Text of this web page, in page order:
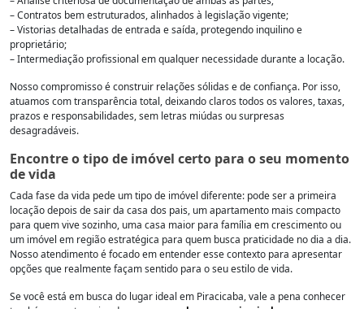
– Contratos bem estruturados, alinhados à legislação vigente;
– Vistorias detalhadas de entrada e saída, protegendo inquilino e
proprietário;
– Intermediação profissional em qualquer necessidade durante a locação.
Nosso compromisso é construir relações sólidas e de confiança. Por isso,
atuamos com transparência total, deixando claros todos os valores, taxas,
prazos e responsabilidades, sem letras miúdas ou surpresas
desagradáveis.
Encontre o tipo de imóvel certo para o seu momento
de vida
Cada fase da vida pede um tipo de imóvel diferente: pode ser a primeira
locação depois de sair da casa dos pais, um apartamento mais compacto
para quem vive sozinho, uma casa maior para família em crescimento ou
um imóvel em região estratégica para quem busca praticidade no dia a dia.
Nosso atendimento é focado em entender esse contexto para apresentar
opções que realmente façam sentido para o seu estilo de vida.
Se você está em busca do lugar ideal em Piracicaba, vale a pena conhecer